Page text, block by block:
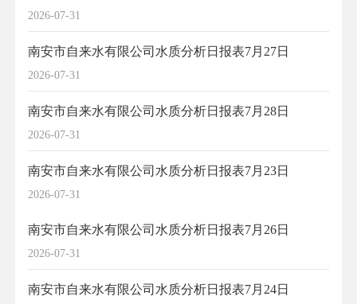
2026-07-31
2026-07-31
南安市自来水有限公司水质分析日报表7月27日
2026-07-31
南安市自来水有限公司水质分析日报表7月28日
2026-07-31
南安市自来水有限公司水质分析日报表7月23日
2026-07-31
南安市自来水有限公司水质分析日报表7月26日
南安市自来水有限公司水质分析日报表7月24日